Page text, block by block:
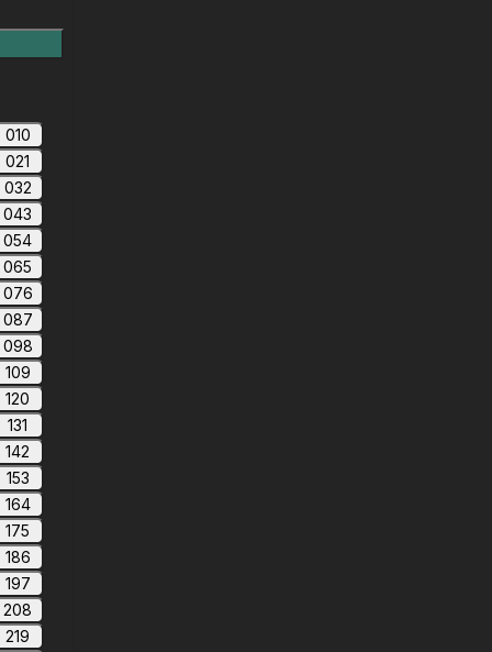
010
021
032
043
054
065
076
087
098
109
120
131
142
153
164
175
186
197
208
219